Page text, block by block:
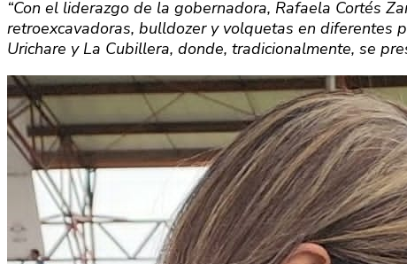
“Con el liderazgo de la gobernadora, Rafaela Cortés
retroexcavadoras, bulldozer y volquetas en diferentes
Urichare y La Cubillera, donde, tradicionalmente, se